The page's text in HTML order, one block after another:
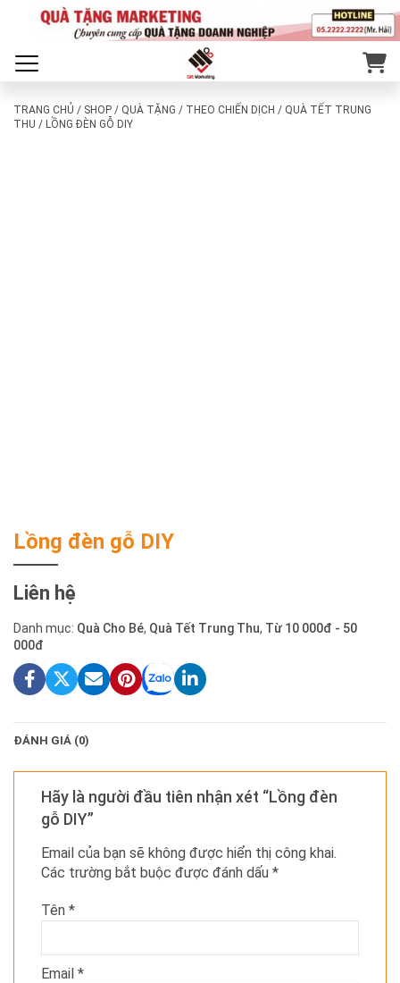
TRANG CHỦ / SHOP / QUÀ TẶNG / THEO CHIẾN DỊCH / QUÀ TẾT TRUNG
THU / LỒNG ĐÈN GỖ DIY
Lồng đèn gỗ DIY
Liên hệ
Danh mục: Quà Cho Bé, Quà Tết Trung Thu, Từ 10 000đ - 50
000đ
ĐÁNH GIÁ (0)
Hãy là người đầu tiên nhận xét “Lồng đèn
gỗ DIY”
Email của bạn sẽ không được hiển thị công khai.
Các trường bắt buộc được đánh dấu *
Tên *
Email *